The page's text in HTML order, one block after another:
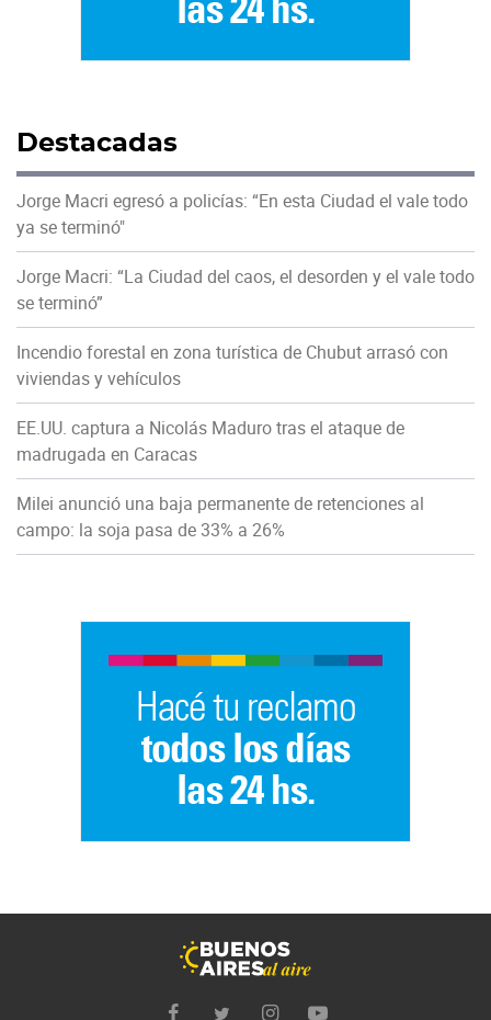
Destacadas
Jorge Macri egresó a policías: “En esta Ciudad el vale todo
ya se terminó"
Jorge Macri: “La Ciudad del caos, el desorden y el vale todo
se terminó”
Incendio forestal en zona turística de Chubut arrasó con
viviendas y vehículos
EE.UU. captura a Nicolás Maduro tras el ataque de
madrugada en Caracas
Milei anunció una baja permanente de retenciones al
campo: la soja pasa de 33% a 26%